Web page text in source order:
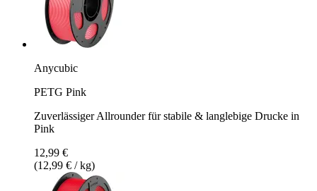
Anycubic
PETG Pink
Zuverlässiger Allrounder für stabile & langlebige Drucke in
Pink
12,99 €
(12,99 € / kg)